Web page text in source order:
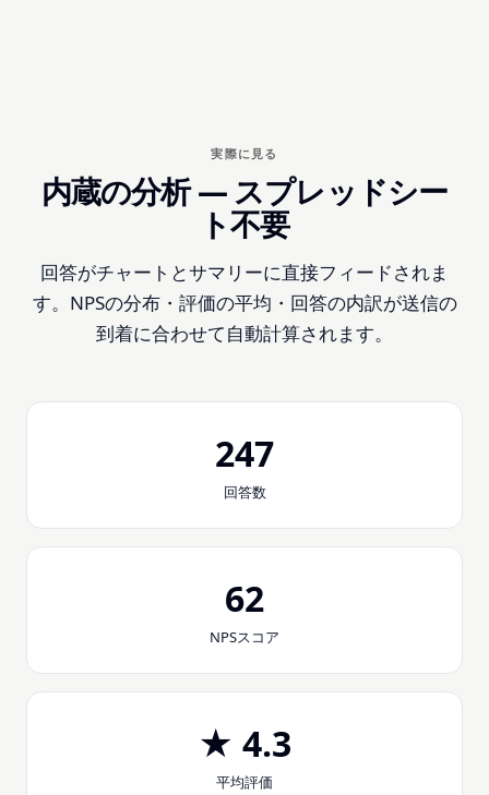
実際に見る
内蔵の分析 — スプレッドシー
ト不要
回答がチャートとサマリーに直接フィードされま
す。NPSの分布・評価の平均・回答の内訳が送信の
到着に合わせて自動計算されます。
247
回答数
62
NPSスコア
★ 4.3
平均評価